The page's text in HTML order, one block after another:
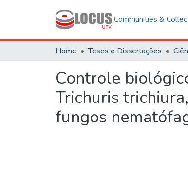
Communities &
Home Teses e Dissertações
Controle
Trichuris
fungos